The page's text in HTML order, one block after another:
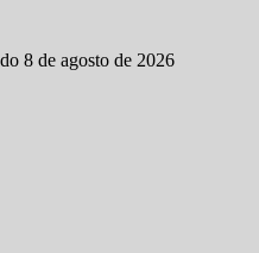
8 de agosto de 2026